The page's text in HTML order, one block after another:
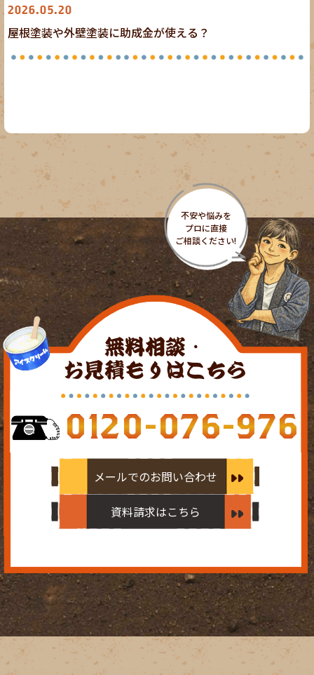
2026.05.20
屋根塗装や外壁塗装に助成金が使える？
無料相談・
お見積もりはこちら
0120-076-976
メールでのお問い合わせ
資料請求はこちら